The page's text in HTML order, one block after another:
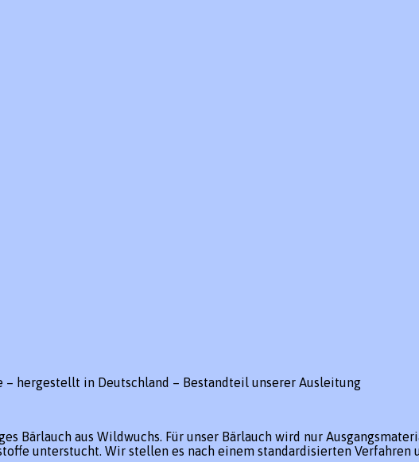
hergestellt in Deutschland – Bestandteil unserer Ausleitung
Bärlauch aus Wildwuchs. Für unser Bärlauch wird nur
unterstucht. Wir stellen es nach einem standardisierten Verfahren